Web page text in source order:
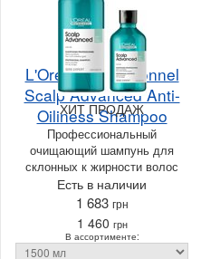
ХИТ ПРОДАЖ
L'Oreal Professionnel
Scalp Advanced Anti-
Oiliness Shampoo
Профессиональный
очищающий шампунь для
склонных к жирности волос
Есть в наличии
1 683 грн
1 460 грн
В ассортименте: